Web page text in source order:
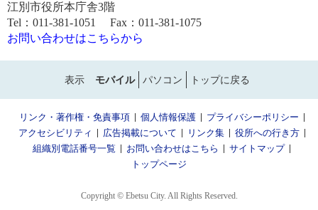
江別市役所本庁舎3階
Tel：011-381-1051 Fax：011-381-1075
お問い合わせはこちらから
表示 モバイル パソコン トップに戻る
リンク・著作権・免責事項 個人情報保護
プライバシーポリシー
アクセシビリティ
広告掲載について リンク集
役所への行き方
組織別電話番号一覧
お問い合わせはこちら
サイトマップ
トップページ
Copyright © Ebetsu City. All Rights Reserved.